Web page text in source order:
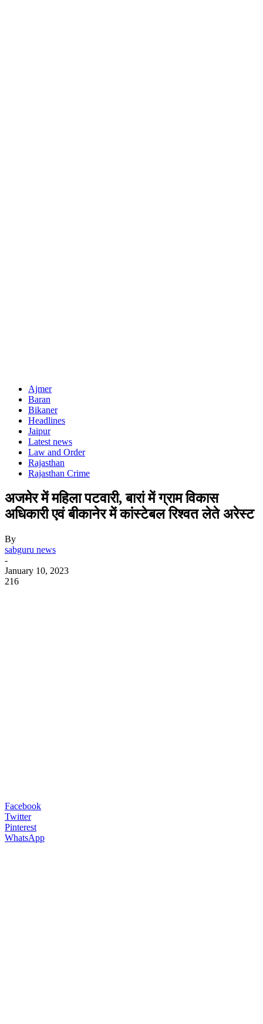
Ajmer
Baran
Bikaner
Headlines
Jaipur
Latest news
Law and Order
Rajasthan
Rajasthan Crime
अजमेर में महिला पटवारी, बारां में ग्राम विकास
अधिकारी एवं बीकानेर में कांस्टेबल रिश्वत लेते अरेस्ट
By
sabguru news
-
January 10, 2023
216
Facebook
Twitter
Pinterest
WhatsApp